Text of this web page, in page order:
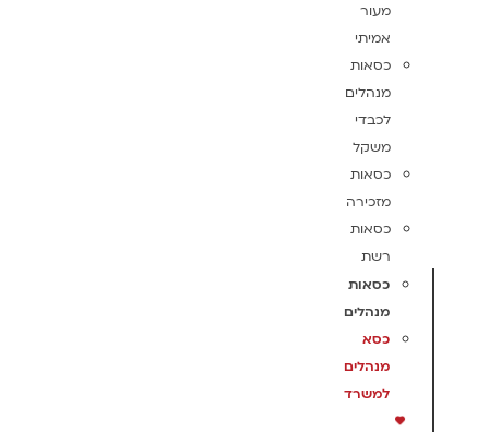
מעור
אמיתי
כסאות
מנהלים
לכבדי
משקל
כסאות
מזכירה
כסאות
רשת
כסאות
מנהלים
כסא
מנהלים
למשרד